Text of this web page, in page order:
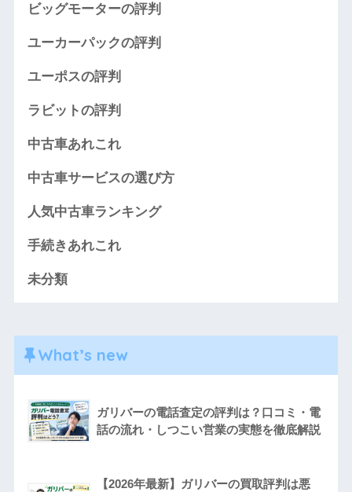
ビッグモーターの評判
ユーカーパックの評判
ユーポスの評判
ラビットの評判
中古車あれこれ
中古車サービスの選び方
人気中古車ランキング
手続きあれこれ
未分類
What’s new
ガリバーの電話査定の評判は？口コミ・電
話の流れ・しつこい営業の実態を徹底解説
【2026年最新】ガリバーの買取評判は悪